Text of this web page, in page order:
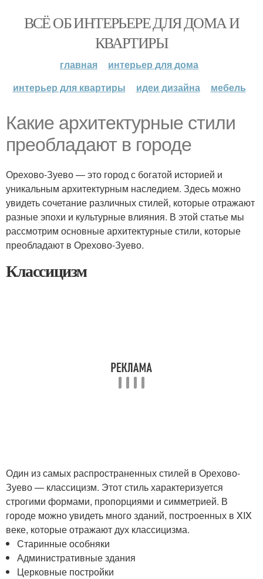
ВСЁ ОБ ИНТЕРЬЕРЕ ДЛЯ ДОМА И
КВАРТИРЫ
главная
интерьер для дома
интерьер для квартиры
идеи дизайна мебель
Какие архитектурные стили
преобладают в городе
Орехово-Зуево — это город с богатой историей и
уникальным архитектурным наследием. Здесь можно
увидеть сочетание различных стилей, которые отражают
разные эпохи и культурные влияния. В этой статье мы
рассмотрим основные архитектурные стили, которые
преобладают в Орехово-Зуево.
Классицизм
Один из самых распространенных стилей в Орехово-
Зуево — классицизм. Этот стиль характеризуется
строгими формами, пропорциями и симметрией. В
городе можно увидеть много зданий, построенных в XIX
веке, которые отражают дух классицизма.
Старинные особняки
Административные здания
Церковные постройки